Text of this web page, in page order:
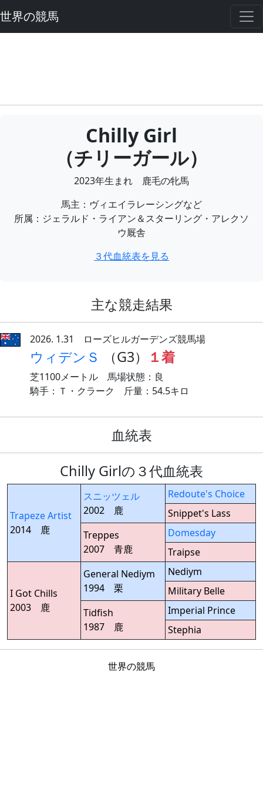
世界の競馬
Chilly Girl
（チリーガール）
2023年生まれ 鹿毛の牝馬
馬主：ヴィエイラレーシングなど
所属：ジェラルド・ライアン＆スターリング・アレクソ
ウ厩舎
３代血統表を見る
主な競走結果
2026. 1.31 ローズヒルガーデンズ競馬場
ウィデンＳ （G3） １着
芝1100メートル 馬場状態：良
騎手：Ｔ・クラーク 斤量：54.5キロ
血統表
Chilly Girlの３代血統表
Trapeze Artist
2014 鹿
スニッツェル
2002 鹿
Redoute's Choice
Snippet's Lass
Treppes
2007 青鹿
Domesday
Traipse
I Got Chills
2003 鹿
General Nediym
1994 栗
Nediym
Military Belle
Tidfish
1987 鹿
Imperial Prince
Stephia
世界の競馬